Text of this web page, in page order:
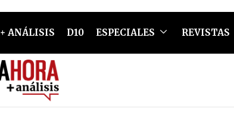
+ ANÁLISIS D10 ESPECIALES REVISTAS